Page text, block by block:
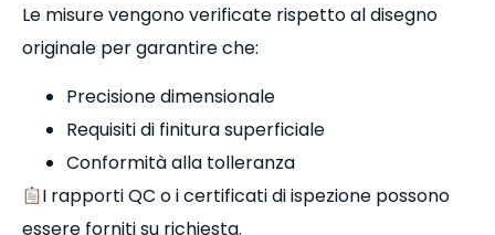
Le misure vengono verificate rispetto al disegno
originale per garantire che:
Precisione dimensionale
Requisiti di finitura superficiale
Conformità alla tolleranza
I rapporti QC o i certificati di ispezione possono
essere forniti su richiesta.